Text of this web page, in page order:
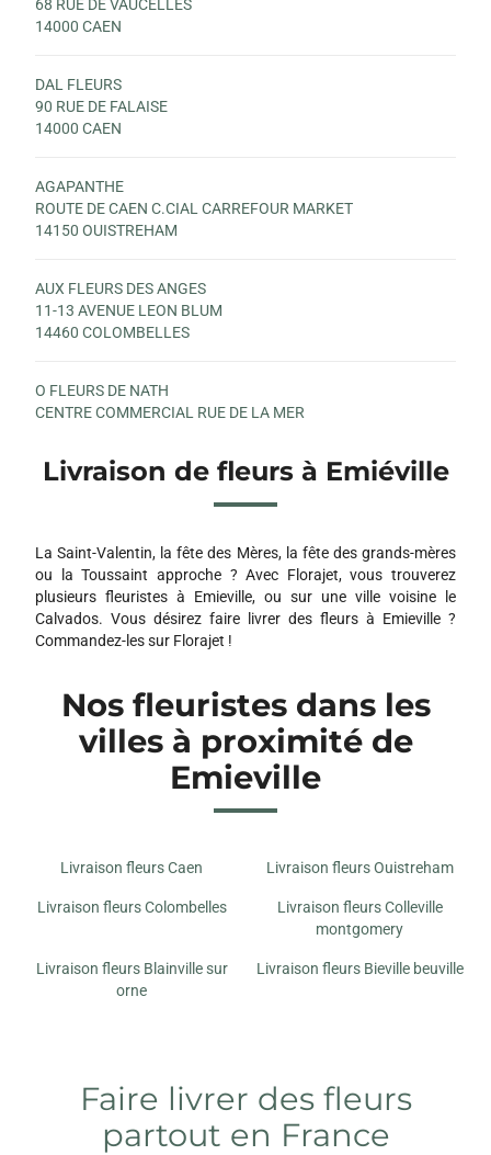
68 RUE DE VAUCELLES
14000 CAEN
DAL FLEURS
90 RUE DE FALAISE
14000 CAEN
AGAPANTHE
ROUTE DE CAEN C.CIAL CARREFOUR MARKET
14150 OUISTREHAM
AUX FLEURS DES ANGES
11-13 AVENUE LEON BLUM
14460 COLOMBELLES
O FLEURS DE NATH
CENTRE COMMERCIAL RUE DE LA MER
GRAINE DE COQUELICOT
1 ROND POINT ROYAL NORFOLK HYPER U
14550 BLAINVILLE SUR ORNE
BOUQUET D'IDEES
2 B RUE DES ECOLES
14112 BIEVILLE BEUVILLE
Livraison de fleurs à Emiéville
La Saint-Valentin, la fête des Mères, la fête des grands-mères
ou la Toussaint approche ? Avec Florajet, vous trouverez
plusieurs fleuristes à Emieville, ou sur une ville voisine le
Calvados. Vous désirez faire livrer des fleurs à Emieville ?
Commandez-les sur Florajet !
Nos fleuristes dans les
villes à proximité de
Emieville
Livraison fleurs Caen Livraison fleurs Ouistreham
Livraison fleurs Colombelles
Livraison fleurs Colleville
montgomery
Livraison fleurs Blainville sur
orne
Livraison fleurs Bieville beuville
Faire livrer des fleurs
partout en France